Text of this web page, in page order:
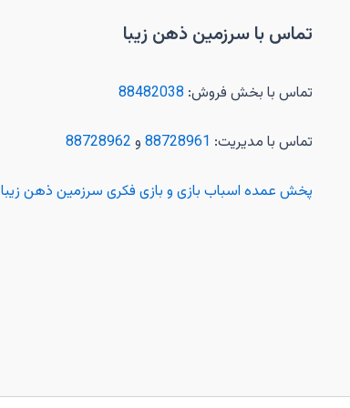
تماس با سرزمین ذهن زیبا
تماس با بخش فروش: 88482038
تماس با مدیریت: 88728961و 88728962
پخش عمده اسباب بازی و بازی فکری سرزمین ذهن زیبا